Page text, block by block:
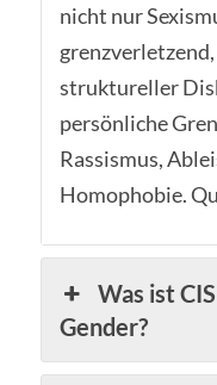
nicht nur
struktureller
persönliche
Rassismus,
Homophobie.
Was ist
Gender?